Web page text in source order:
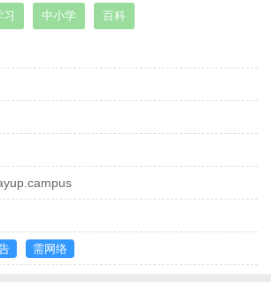
习 中小学 百科
需网络